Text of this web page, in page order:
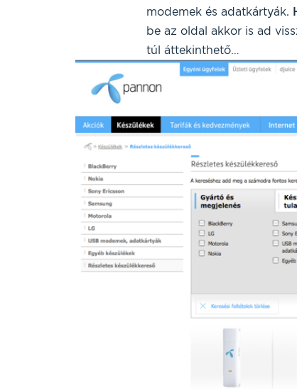
modemek és adatkártyák.
be az oldal akkor is ad
túl áttekinthető…